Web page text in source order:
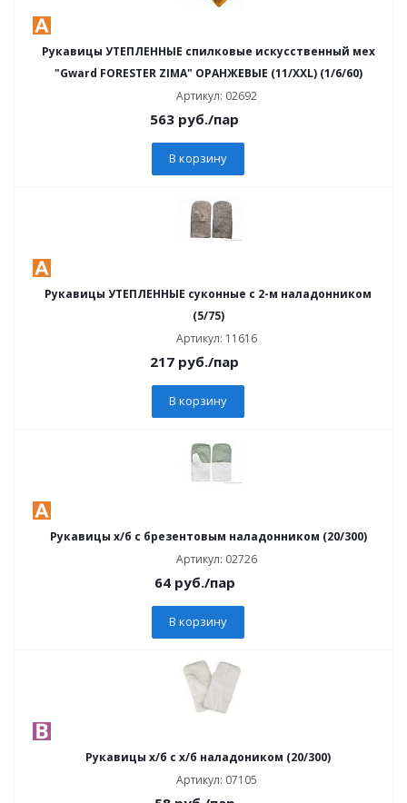
Рукавицы УТЕПЛЕННЫЕ спилковые искусственный мех
"Gward FORESTER ZIMA" ОРАНЖЕВЫЕ (11/XXL) (1/6/60)
Артикул: 02692
563 руб./пар
В корзину
Рукавицы УТЕПЛЕННЫЕ суконные с 2-м наладонником
(5/75)
Артикул: 11616
217 руб./пар
В корзину
Рукавицы х/б с брезентовым наладонником (20/300)
Артикул: 02726
64руб./пар
В корзину
Рукавицы х/б с х/б наладоником (20/300)
Артикул: 07105